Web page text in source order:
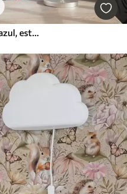
Flores de acuarela sobre fondo azul, estampado rojo y beige